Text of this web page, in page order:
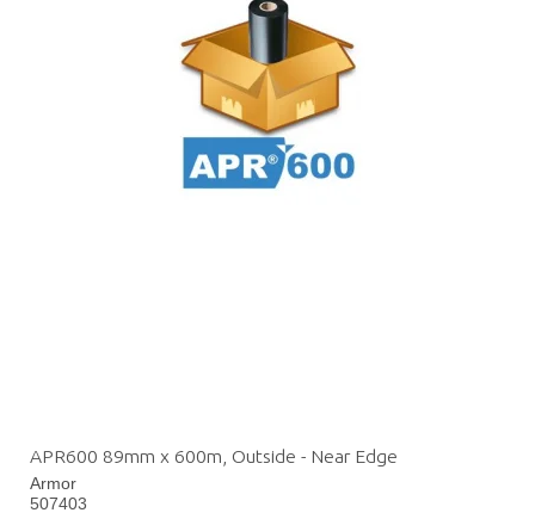
APR600 89mm x 600m, Outside - Near Edge
Armor
507403